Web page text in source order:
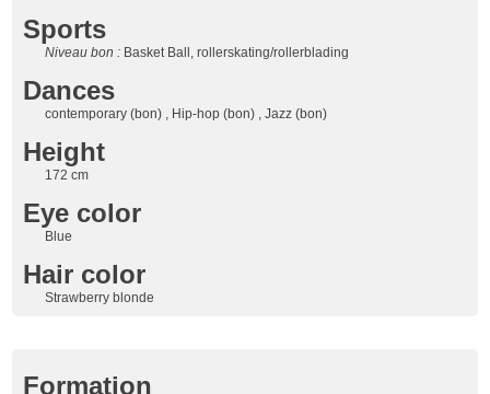
Sports
Niveau bon : Basket Ball, rollerskating/rollerblading
Dances
contemporary (bon) , Hip-hop (bon) , Jazz (bon)
Height
172 cm
Eye color
Blue
Hair color
Strawberry blonde
Formation